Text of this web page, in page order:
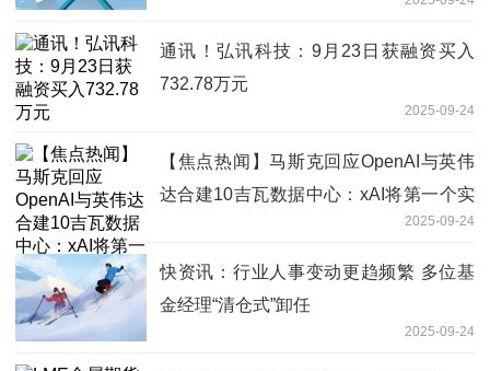
通讯！弘讯科技：9月23日获融资买入
732.78万元
2025-09-24
【焦点热闻】马斯克回应OpenAI与英伟
达合建10吉瓦数据中心：xAI将第一个实
2025-09-24
快资讯：行业人事变动更趋频繁 多位基
金经理“清仓式”卸任
2025-09-24